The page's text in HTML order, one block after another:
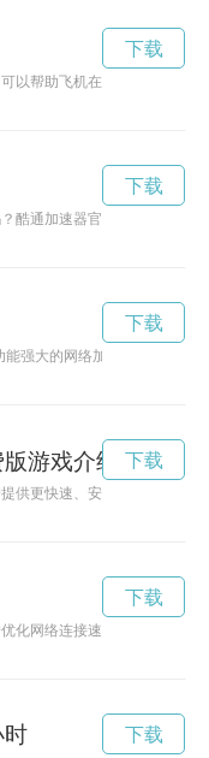
以帮助飞机在数据传输和网
下载
酷通加速器官网下载可以帮
下载
强大的网络加速工具，能够
下载
游戏介绍
供更快速、安全的网络加速
下载
化网络连接速度，让上网更
下载
时 下载